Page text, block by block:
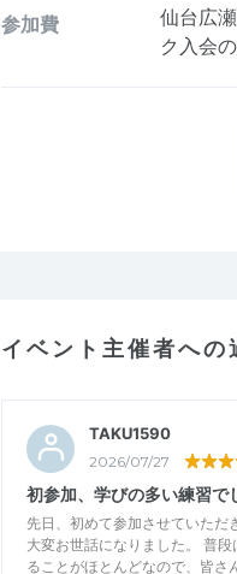
参加費
仙台広
ク入会
イベント主催者への
TAKU1590
2026/07/27
初参加、学びの多い練習で
先日、初めて参加させていただ
大変お世話になりました。 普段
ることがほとんどなので、皆さ